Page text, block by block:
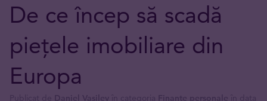
De ce încep să scadă
piețele imobiliare din
Europa